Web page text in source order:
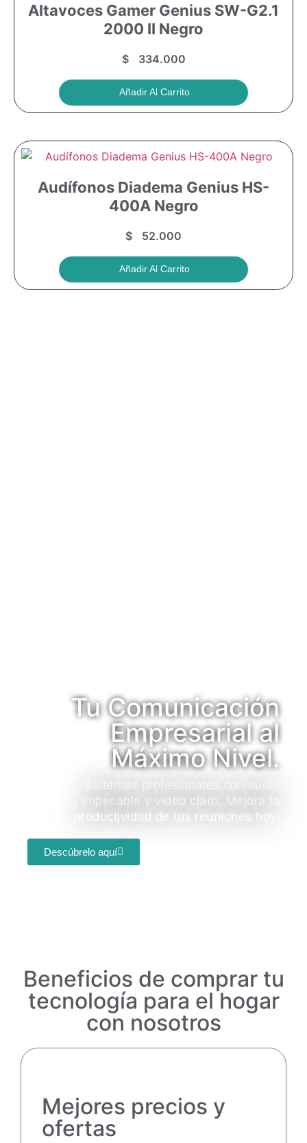
Altavoces Gamer Genius SW-G2.1
2000 II Negro
$334.000
Añadir Al Carrito
Audífonos Diadema Genius HS-
400A Negro
$ 52.000
Añadir Al Carrito
Tu Comunicación
Empresarial al
Máximo Nivel.
Sistemas profesionales con audio
impecable y video claro. Mejora la
productividad de tus reuniones hoy.
Descúbrelo aquí
Beneficios de comprar tu
tecnología para el hogar
con nosotros
Mejores precios y
ofertas